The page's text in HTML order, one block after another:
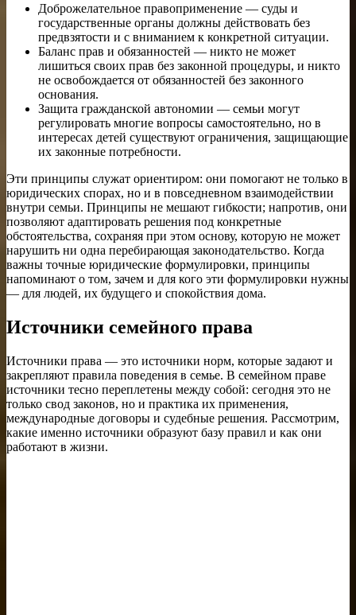
Доброжелательное правоприменение — суды и
государственные органы должны действовать без
предвзятости и с вниманием к конкретной ситуации.
Баланс прав и обязанностей — никто не может
лишиться своих прав без законной процедуры, и никто
не освобождается от обязанностей без законного
основания.
Защита гражданской автономии — семьи могут
регулировать многие вопросы самостоятельно, но в
интересах детей существуют ограничения, защищающие
их законные потребности.
Эти принципы служат ориентиром: они помогают не только в
юридических спорах, но и в повседневном взаимодействии
внутри семьи. Принципы не мешают гибкости; напротив, они
позволяют адаптировать решения под конкретные
обстоятельства, сохраняя при этом основу, которую не может
нарушить ни одна перебирающая законодательство. Когда
важны точные юридические формулировки, принципы
напоминают о том, зачем и для кого эти формулировки нужны
— для людей, их будущего и спокойствия дома.
Источники семейного права
Источники права — это источники норм, которые задают и
закрепляют правила поведения в семье. В семейном праве
источники тесно переплетены между собой: сегодня это не
только свод законов, но и практика их применения,
международные договоры и судебные решения. Рассмотрим,
какие именно источники образуют базу правил и как они
работают в жизни.